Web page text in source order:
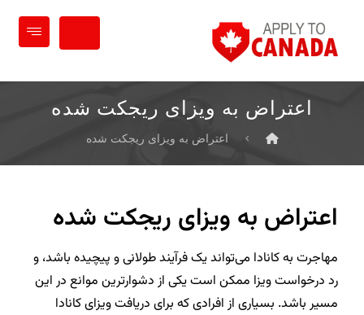
اعتراض به ویزای ریجکت شده
اعتراض به ویزای ریجکت شده
اعتراض به ویزای ریجکت شده
مهاجرت به کانادا می‌تواند یک فرآیند طولانی و پیچیده باشد، و
رد درخواست ویزا ممکن است یکی از دشوارترین موانع در این
مسیر باشد. بسیاری از افرادی که برای دریافت ویزای کانادا